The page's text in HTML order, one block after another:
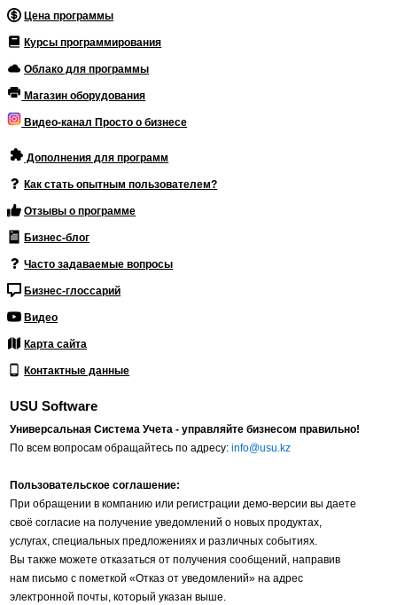
Цена программы
Курсы программирования
Облако для программы
Магазин оборудования
Видео-канал Просто о бизнесе
Дополнения для программ
Как стать опытным пользователем?
Отзывы о программе
Бизнес-блог
Часто задаваемые вопросы
Бизнес-глоссарий
Видео
Карта сайта
Контактные данные
USU Software
Универсальная Система Учета - управляйте бизнесом правильно!
По всем вопросам обращайтесь по адресу:info@usu.kz
Пользовательское соглашение:
При обращении в компанию или регистрации демо-версии вы даете
своё согласие на получение уведомлений о новых продуктах,
услугах, специальных предложениях и различных событиях.
Вы также можете отказаться от получения сообщений, направив
нам письмо с пометкой «Отказ от уведомлений» на адрес
электронной почты, который указан выше.